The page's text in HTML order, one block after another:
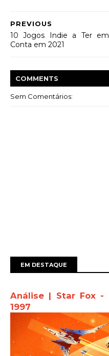
PREVIOUS
10 Jogos Indie a Ter em
Conta em 2021
COMMENTS
Sem Comentários:
EM DESTAQUE
Análise | Star Fox -
1997